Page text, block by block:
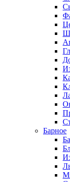
Барное